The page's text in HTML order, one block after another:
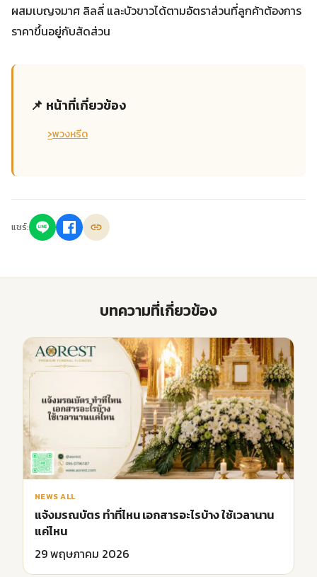
ผสมเบญจมาศ ลิลลี่ และบัวขาวได้ตามอัตราส่วนที่ลูกค้าต้องการ
ราคาขึ้นอยู่กับสัดส่วน
📌 หน้าที่เกี่ยวข้อง
›พวงหรีด
แชร์:
บทความที่เกี่ยวข้อง
NEWS ALL
แจ้งมรณบัตร ทำที่ไหน เอกสารอะไรบ้าง ใช้เวลานาน
แค่ไหน
29 พฤษภาคม 2026